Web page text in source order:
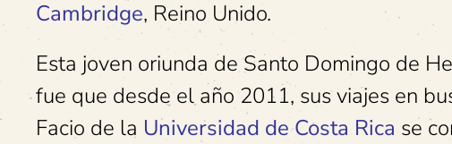
Cambridge, Reino Unido.
Esta joven oriunda de Santo Domingo de
fue que desde el año 2011, sus viajes en
Facio de la Universidad de Costa Rica se